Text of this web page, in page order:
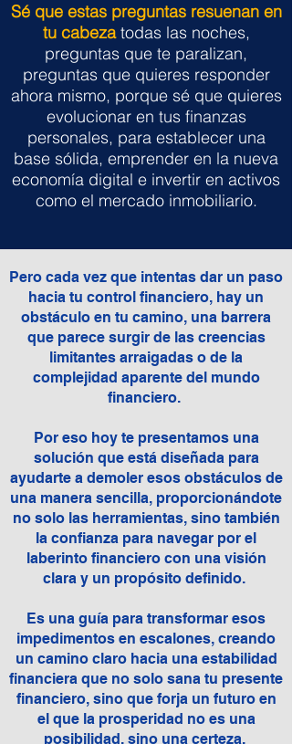
Sé que estas preguntas resuenan en
tu cabeza todas las noches,
preguntas que te paralizan,
preguntas que quieres responder
ahora mismo, porque sé que quieres
evolucionar en tus finanzas
personales, para establecer una
base sólida, emprender en la nueva
economía digital e invertir en activos
como el mercado inmobiliario.
Pero cada vez que intentas dar un paso
hacia tu control financiero, hay un
obstáculo en tu camino, una barrera
que parece surgir de las creencias
limitantes arraigadas o de la
complejidad aparente del mundo
financiero.
Por eso hoy te presentamos una
solución que está diseñada para
ayudarte a demoler esos obstáculos de
una manera sencilla, proporcionándote
no solo las herramientas, sino también
la confianza para navegar por el
laberinto financiero con una visión
clara y un propósito definido.
Es una guía para transformar esos
impedimentos en escalones, creando
un camino claro hacia una estabilidad
financiera que no solo sana tu presente
financiero, sino que forja un futuro en
el que la prosperidad no es una
posibilidad, sino una certeza.